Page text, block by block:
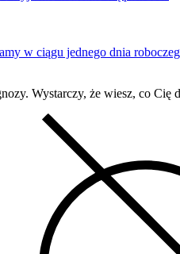
w ciągu jednego dnia
Wystarczy, że wiesz, co Cię